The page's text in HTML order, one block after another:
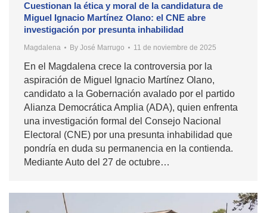
Cuestionan la ética y moral de la candidatura de
Miguel Ignacio Martínez Olano: el CNE abre
investigación por presunta inhabilidad
Magdalena By José Marrugo 11 de noviembre de 2025
En el Magdalena crece la controversia por la
aspiración de Miguel Ignacio Martínez Olano,
candidato a la Gobernación avalado por el partido
Alianza Democrática Amplia (ADA), quien enfrenta
una investigación formal del Consejo Nacional
Electoral (CNE) por una presunta inhabilidad que
pondría en duda su permanencia en la contienda.
Mediante Auto del 27 de octubre…